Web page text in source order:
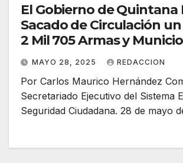
El Gobierno de Quintana
Sacado de Circulación
2 Mil 705 Armas y
MAYO 28, 2025 REDACCION
Por Carlos Maurico Hernández
Secretariado Ejecutivo del Sistema
Seguridad Ciudadana. 28 de mayo